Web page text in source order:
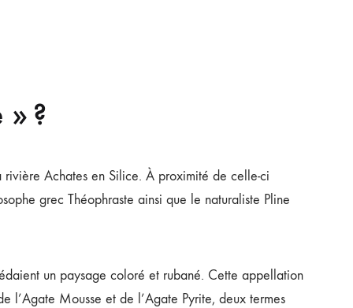
?
Achates en Silice. À proximité de celle-ci
grec Théophraste ainsi que le naturaliste Pline
un paysage coloré et rubané. Cette appellation
l’Agate Mousse et de l’Agate Pyrite, deux termes